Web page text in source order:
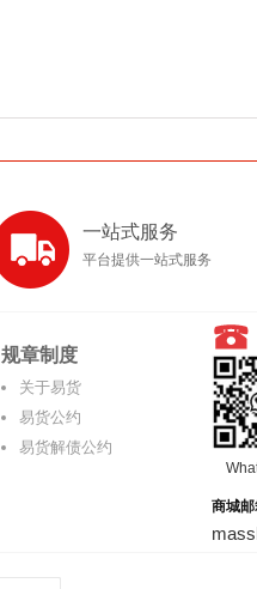
一站式服务
平台提供一站式服务
规章制度
关于易货
易货公约
易货解债公约
商城邮